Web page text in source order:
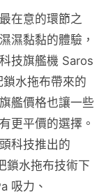
在意的環節之
濕黏黏的體驗，
技旗艦機 Saros
水拖布帶來的
艦價格也讓一些
更平價的選擇。
科技推出的
鎖水拖布技術下
吸力、